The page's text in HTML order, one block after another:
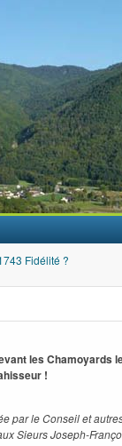
Fidélité ?
les Chamoyards
!
par le Conseil et
Sieurs Joseph-